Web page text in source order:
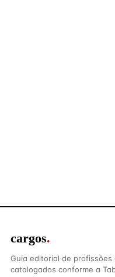
cargos.
Guia editorial de profissões
catalogados conforme a